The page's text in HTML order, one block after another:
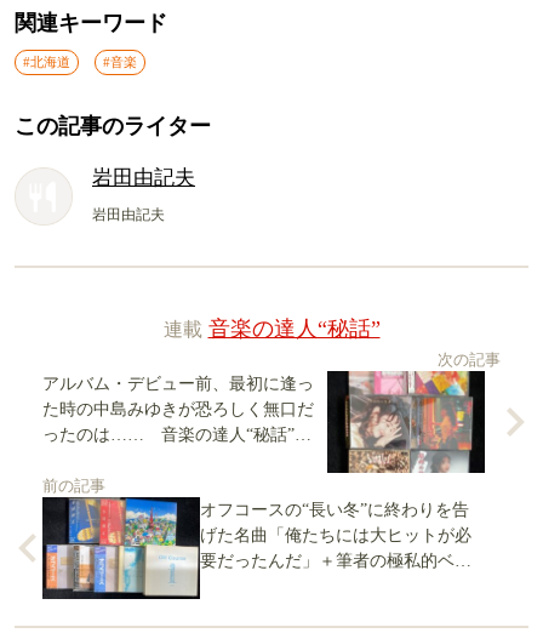
関連キーワード
#北海道 #音楽
この記事のライター
岩田由記夫
岩田由記夫
連載 音楽の達人“秘話”
次の記事
アルバム・デビュー前、最初に逢っ
た時の中島みゆきが恐ろしく無口だ
ったのは…… 音楽の達人“秘話”・
前の記事
オフコースの“長い冬”に終わりを告
げた名曲「俺たちには大ヒットが必
要だったんだ」＋筆者の極私的ベス